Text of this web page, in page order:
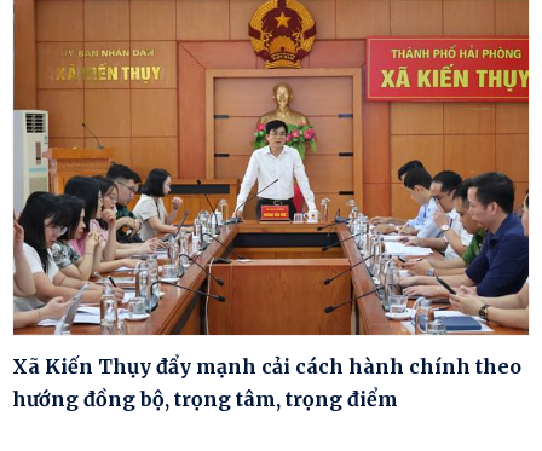
Xã Kiến Thụy đẩy mạnh cải cách hành chính theo
hướng đồng bộ, trọng tâm, trọng điểm